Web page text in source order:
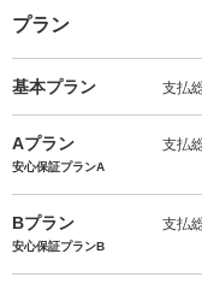
プラン
基本プラン 支払
Aプラン 支払
安心保証プランA
Bプラン 支払
安心保証プランB